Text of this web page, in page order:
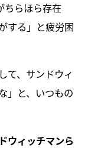
ちらほら存在
する」と疲労困
て、サンドウィ
」と、いつもの
ウィッチマンら